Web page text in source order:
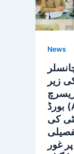
News
زیر
بورڈ (ASRB) کا 188واں اہم اجلاس
کی
غور